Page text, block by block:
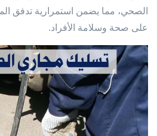
الصحي، مما يضمن استمرارية تدفق
على صحة وسلامة الأفراد.